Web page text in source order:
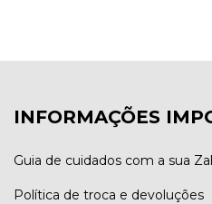
INFORMAÇÕES
Guia de cuidados com a sua
Política de troca e devoluções